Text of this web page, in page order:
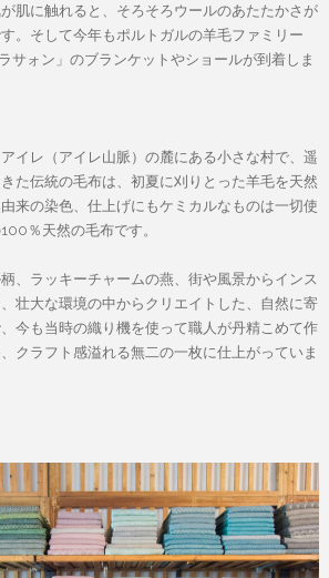
肌に触れると、そろそろウールのあたたかさが
。そして今年もポルトガルの羊毛ファミリー
サォン」のブランケットやショールが到着しま
イレ（アイレ山脈）の麓にある小さな村で、遥
た伝統の毛布は、初夏に刈りとった羊毛を天然
来の染色、仕上げにもケミカルなものは一切使
％天然の毛布です。
、ラッキーチャームの燕、街や風景からインス
壮大な環境の中からクリエイトした、自然に寄
今も当時の織り機を使って職人が丹精こめて作
クラフト感溢れる無二の一枚に仕上がっていま